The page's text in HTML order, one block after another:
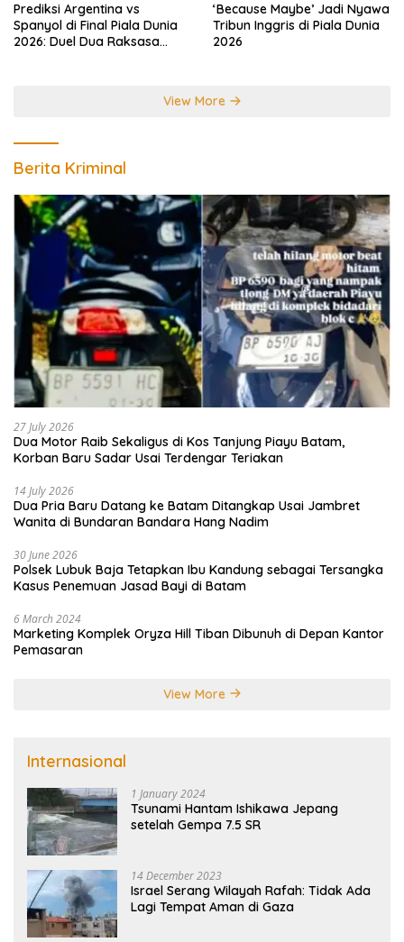
Prediksi Argentina vs
Spanyol di Final Piala Dunia
2026: Duel Dua Raksasa
‘Because Maybe’ Jadi Nyawa
Tribun Inggris di Piala Dunia
2026
View More
Berita Kriminal
27 July 2026
Dua Motor Raib Sekaligus di Kos Tanjung Piayu Batam,
Korban Baru Sadar Usai Terdengar Teriakan
14 July 2026
Dua Pria Baru Datang ke Batam Ditangkap Usai Jambret
Wanita di Bundaran Bandara Hang Nadim
30 June 2026
Polsek Lubuk Baja Tetapkan Ibu Kandung sebagai Tersangka
Kasus Penemuan Jasad Bayi di Batam
6 March 2024
Marketing Komplek Oryza Hill Tiban Dibunuh di Depan Kantor
Pemasaran
View More
Internasional
1 January 2024
Tsunami Hantam Ishikawa Jepang
setelah Gempa 7.5 SR
14 December 2023
Israel Serang Wilayah Rafah: Tidak Ada
Lagi Tempat Aman di Gaza